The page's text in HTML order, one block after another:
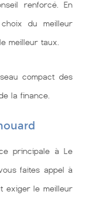
renforcé. En
du meilleur
meilleur taux.
compact des
la finance.
principale à Le
faites appel à
exiger le meilleur